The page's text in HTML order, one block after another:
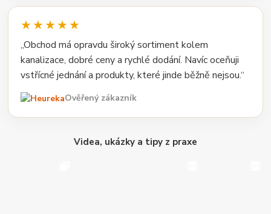
★★★★★
„Obchod má opravdu široký sortiment kolem
kanalizace, dobré ceny a rychlé dodání. Navíc oceňuji
vstřícné jednání a produkty, které jinde běžně nejsou.“
Ověřený zákazník
Videa, ukázky a tipy z praxe